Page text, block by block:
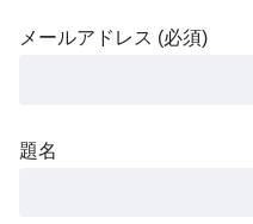
メールアドレス (必須)
題名